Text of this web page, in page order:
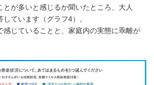
とが多いと感じるか聞いたところ、大人
しています（グラフ4）。
感じていることと、家庭内の実態に乖離が